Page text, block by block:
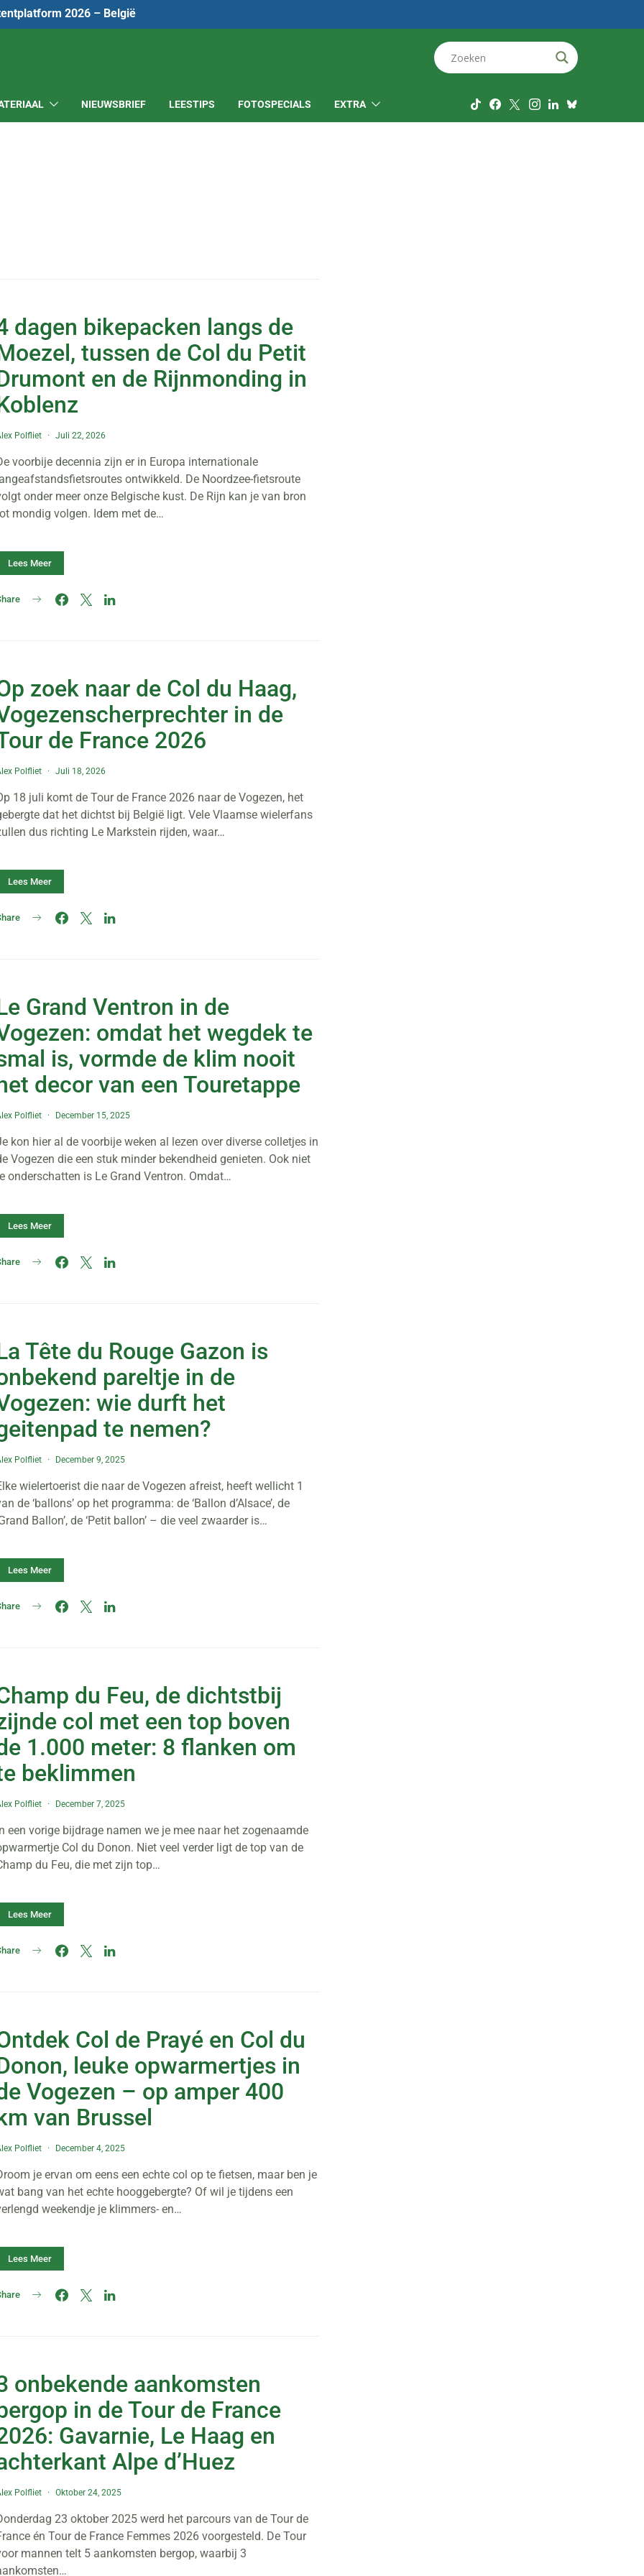
2026 – België
NIEUWSBRIEF LEESTIPS FOTOSPECIALS EXTRA
dagen bikepacken langs de
tussen de Col du Petit
en de Rijnmonding in
Polfliet Juli 22, 2026
voorbije decennia zijn er in Europa internationale
ontwikkeld. De Noordzee-fietsroute
onder meer onze Belgische kust. De Rijn kan je van bron
mondig volgen. Idem met de…
Lees Meer
zoek naar de Col du Haag,
in de
de France 2026
Polfliet Juli 18, 2026
18 juli komt de Tour de France 2026 naar de Vogezen, het
dat het dichtst bij België ligt. Vele Vlaamse wielerfans
dus richting Le Markstein rijden, waar…
Lees Meer
Grand Ventron in de
omdat het wegdek te
is, vormde de klim nooit
decor van een Touretappe
Polfliet December 15, 2025
kon hier al de voorbije weken al lezen over diverse colletjes in
Vogezen die een stuk minder bekendheid genieten. Ook niet
onderschatten is Le Grand Ventron. Omdat…
Lees Meer
Tête du Rouge Gazon is
pareltje in de
wie durft het
te nemen?
Polfliet December 9, 2025
wielertoerist die naar de Vogezen afreist, heeft wellicht 1
de ‘ballons’ op het programma: de ‘Ballon d’Alsace’, de
Ballon’, de ‘Petit ballon’ – die veel zwaarder is…
Lees Meer
du Feu, de dichtstbij
col met een top boven
1.000 meter: 8 flanken om
beklimmen
Polfliet December 7, 2025
een vorige bijdrage namen we je mee naar het zogenaamde
Col du Donon. Niet veel verder ligt de top van de
du Feu, die met zijn top…
Lees Meer
Col de Prayé en Col du
leuke opwarmertjes in
Vogezen – op amper 400
van Brussel
Polfliet December 4, 2025
je ervan om eens een echte col op te fietsen, maar ben je
bang van het echte hooggebergte? Of wil je tijdens een
weekendje je klimmers- en…
Lees Meer
onbekende aankomsten
in de Tour de France
Gavarnie, Le Haag en
Alpe d’Huez
Polfliet Oktober 24, 2025
23 oktober 2025 werd het parcours van de Tour de
én Tour de France Femmes 2026 voorgesteld. De Tour
mannen telt 5 aankomsten bergop, waarbij 3